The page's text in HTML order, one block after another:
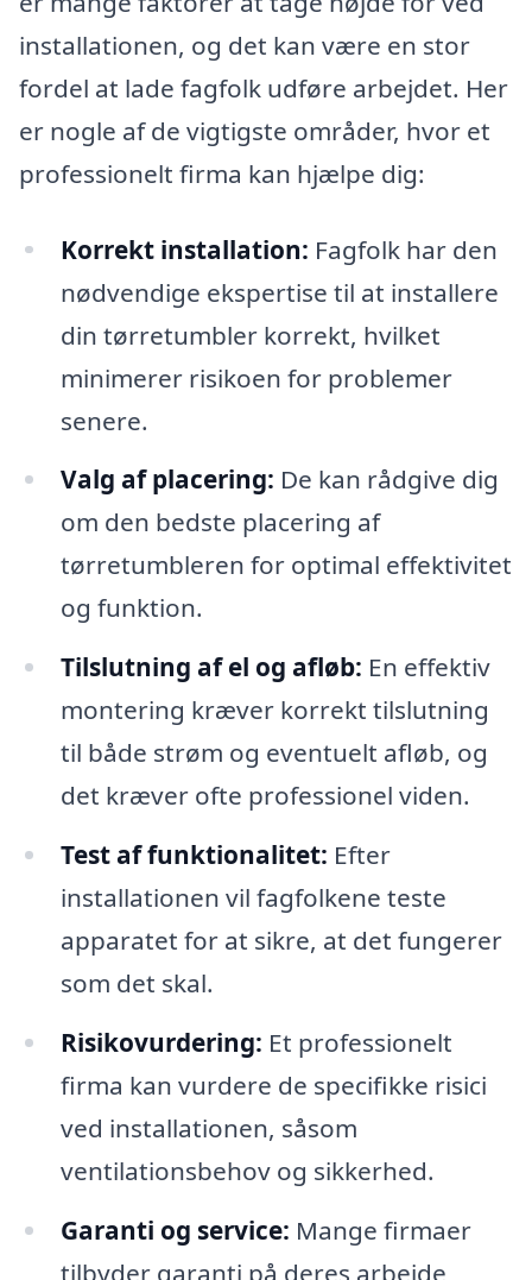
installationen, og det kan være en stor
fordel at lade fagfolk udføre arbejdet. Her
er nogle af de vigtigste områder, hvor et
professionelt firma kan hjælpe dig:
Korrekt installation: Fagfolk har den
nødvendige ekspertise til at installere
din tørretumbler korrekt, hvilket
minimerer risikoen for problemer
senere.
Valg af placering: De kan rådgive dig
om den bedste placering af
tørretumbleren for optimal effektivitet
og funktion.
Tilslutning af el og afløb: En effektiv
montering kræver korrekt tilslutning
til både strøm og eventuelt afløb, og
det kræver ofte professionel viden.
Test af funktionalitet: Efter
installationen vil fagfolkene teste
apparatet for at sikre, at det fungerer
som det skal.
Risikovurdering: Et professionelt
firma kan vurdere de specifikke risici
ved installationen, såsom
ventilationsbehov og sikkerhed.
Garanti og service: Mange firmaer
tilbyder garanti på deres arbejde,